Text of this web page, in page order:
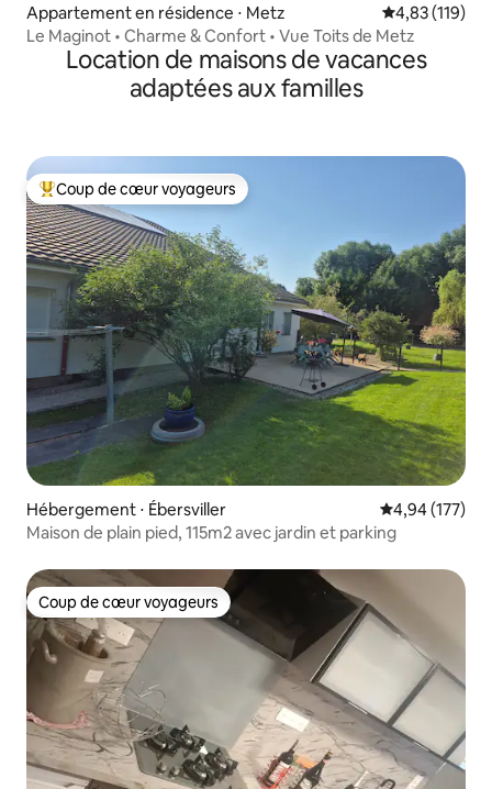
Appartement en résidence ⋅ Metz Évaluation
4,83 (119)
Le Maginot • Charme & Confort • Vue Toits de Metz
Location de maisons de vacances
adaptées aux familles
Coups de cœur voyageurs les plus appréciés
Coup de cœur voyageurs
Hébergement ⋅ Ébersviller Évaluation
4,94 (177)
Maison de plain pied, 115m2 avec jardin et parking
Coup de cœur voyageurs
Coup de cœur voyageurs